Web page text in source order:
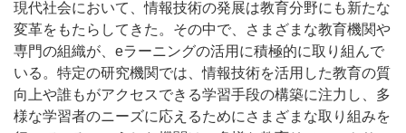
現代社会において、情報技術の発展は教育分野にも新たな
変革をもたらしてきた。 その中で、さまざまな教育機関や
専門の組織が、eラーニングの活用に積極的に取り組んで
いる。特定の研究機関では、情報技術を活用した教育の質
向上や誰もがアクセスできる学習手段の構築に注力し、多
様な学習者のニーズに応えるためにさまざまな取り組みを